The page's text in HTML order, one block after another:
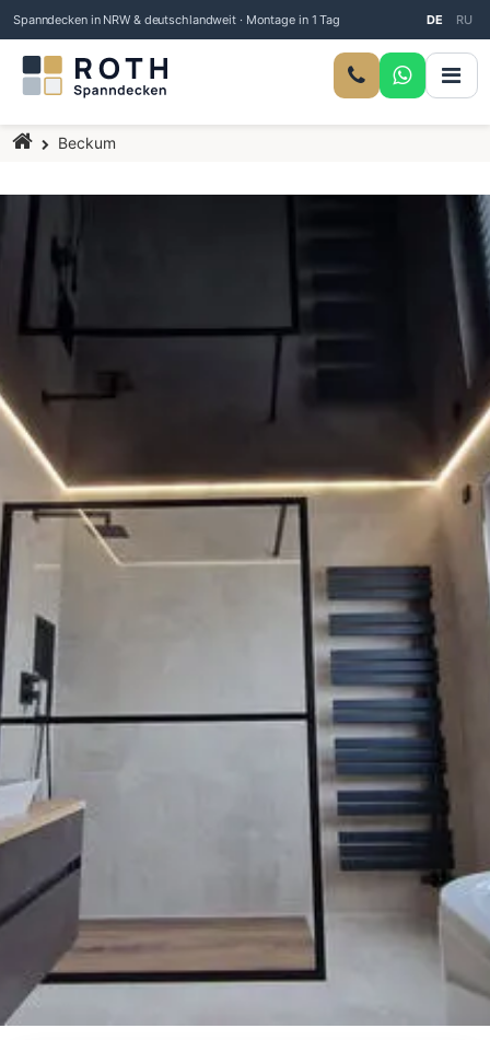
Spanndecken in NRW & deutschlandweit · Montage in 1 Tag DE RU
Startseite
Beckum